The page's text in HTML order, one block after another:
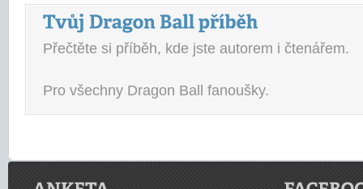
Přečtěte si příběh, kde jste autorem i čtenářem.
Pro všechny Dragon Ball fanoušky.